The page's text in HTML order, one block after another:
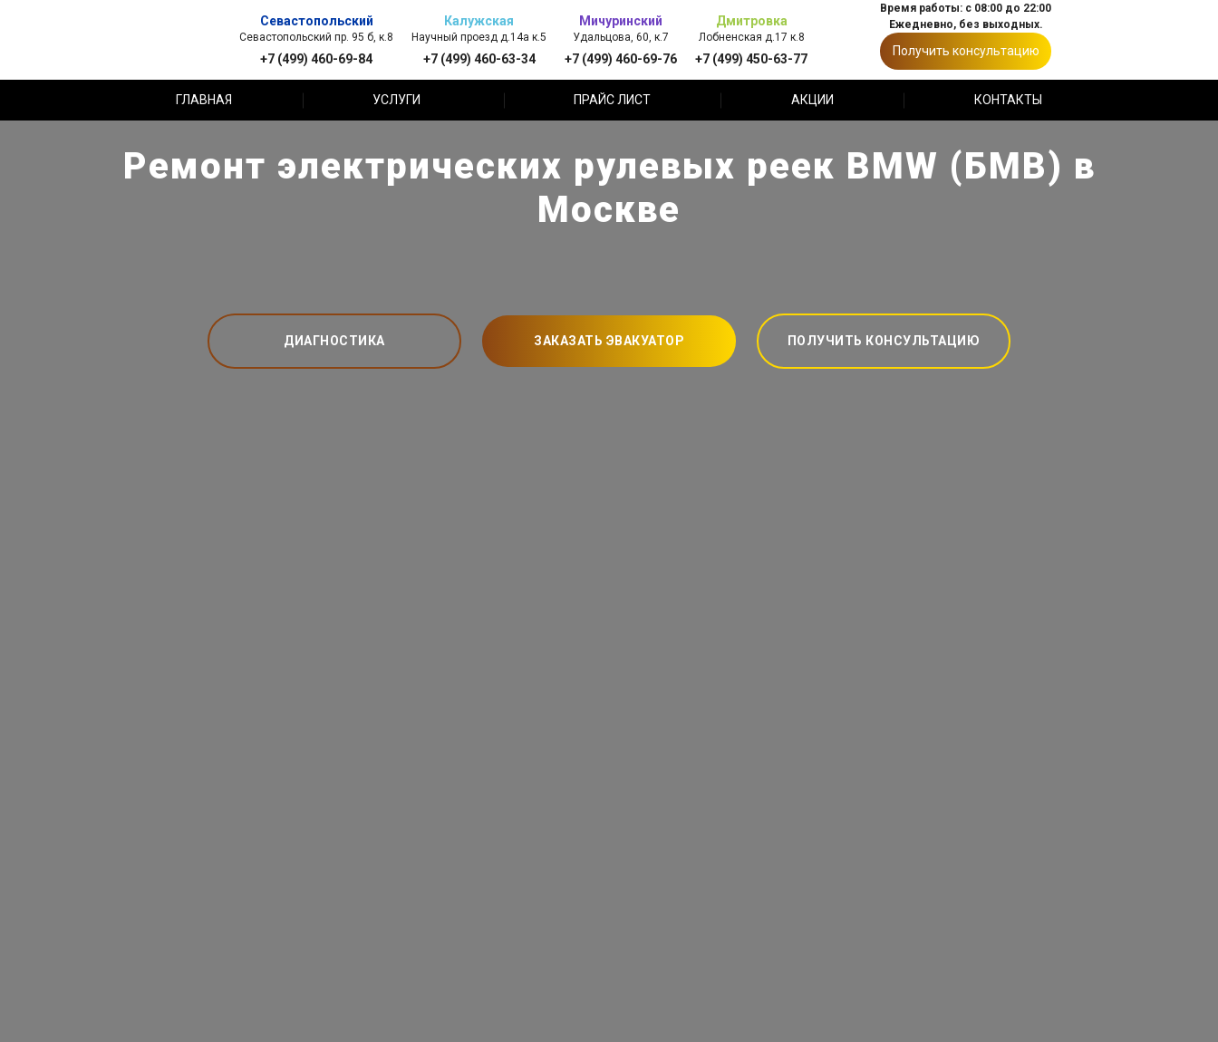
Севастопольский
Севастопольский пр. 95 б, к.8
+7 (499) 460-69-84
Калужская
Научный проезд д.14а к.5
+7 (499) 460-63-34
Мичуринский
Удальцова, 60, к.7
+7 (499) 460-69-76
Дмитровка
Лобненская д.17 к.8
+7 (499) 450-63-77
Время работы: с 08:00 до 22:00
Ежедневно, без выходных.
Получить консультацию
ГЛАВНАЯ УСЛУГИ ПРАЙС ЛИСТ АКЦИИ КОНТАКТЫ
Ремонт электрических рулевых реек BMW (БМВ) в
Москве
ДИАГНОСТИКА ЗАКАЗАТЬ ЭВАКУАТОР ПОЛУЧИТЬ КОНСУЛЬТАЦИЮ